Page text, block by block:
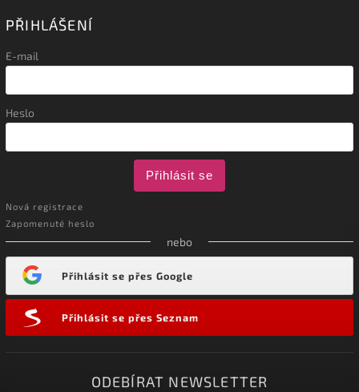
PŘIHLÁŠENÍ
E-mail
Heslo
Přihlásit se
Nová registrace
Zapomenuté heslo
nebo
Přihlásit se přes Google
Přihlásit se přes Seznam
ODEBÍRAT NEWSLETTER